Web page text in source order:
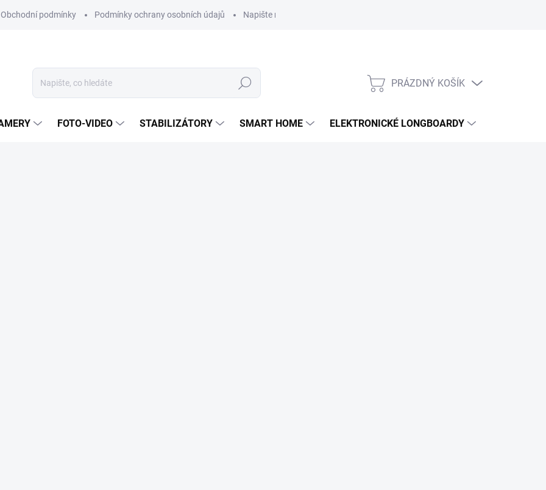
Obchodní podmínky Podmínky ochrany osobních údajů Napište nám
Hledat
NÁKUPNÍ
PRÁZDNÝ KOŠÍK
FOTO-VIDEO STABILIZÁTORY SMART HOME ELEKTRONICKÉ LONGBOARDY